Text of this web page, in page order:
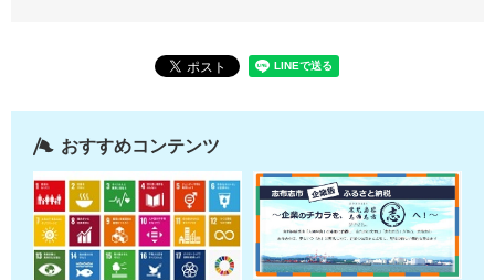
おすすめコンテンツ